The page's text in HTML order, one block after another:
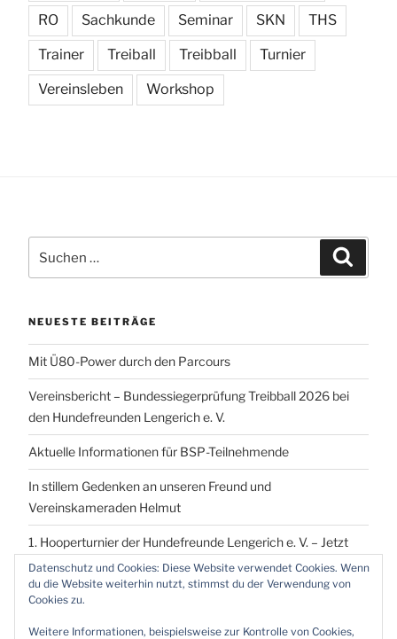
RO Sachkunde Seminar SKN THS
Trainer Treiball Treibball Turnier
Vereinsleben Workshop
nach:
NEUESTE BEITRÄGE
Mit Ü80-Power durch den Parcours
Vereinsbericht – Bundessiegerprüfung Treibball 2026 bei
den Hundefreunden Lengerich e. V.
Aktuelle Informationen für BSP-Teilnehmende
In stillem Gedenken an unseren Freund und
Vereinskameraden Helmut
1. Hooperturnier der Hundefreunde Lengerich e. V. – Jetzt
vormerken!
Datenschutz und Cookies: Diese Website verwendet Cookies. Wenn
du die Website weiterhin nutzt, stimmst du der Verwendung von
Cookies zu.
Weitere Informationen, beispielsweise zur Kontrolle von Cookies,